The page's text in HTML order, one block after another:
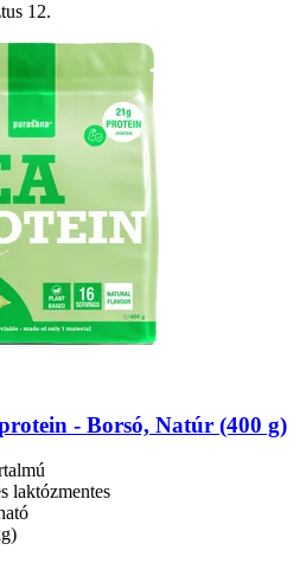
12.
-​ Borsó, Natúr (400 g)
laktózmentes